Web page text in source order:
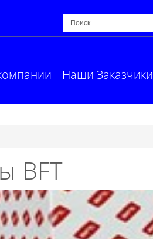
Наши Заказчики
BFT